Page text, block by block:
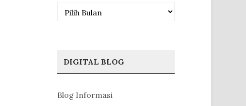
Arsip
DIGITAL BLOG
Blog Informasi